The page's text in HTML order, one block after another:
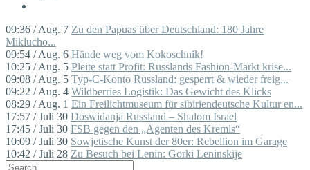
09:36 / Aug. 7 Zu den Papuas über Deutschland: 180 Jahre
Miklucho...
09:54 / Aug. 6 Hände weg vom Kokoschnik!
10:25 / Aug. 5 Pleite statt Profit: Russlands Fashion-Markt krise...
09:08 / Aug. 5 Typ-C-Konto Russland: gesperrt & wieder freig...
09:22 / Aug. 4 Wildberries Logistik: Das Gewicht des Klicks
08:29 / Aug. 1 Ein Freilichtmuseum für sibiriendeutsche Kultur en...
17:57 / Juli 30 Doswidanja Russland – Shalom Israel
17:45 / Juli 30 FSB gegen den „Agenten des Kremls“
10:09 / Juli 30 Sowjetische Kunst der 80er: Rebellion im Garage
10:42 / Juli 28 Zu Besuch bei Lenin: Gorki Leninskije